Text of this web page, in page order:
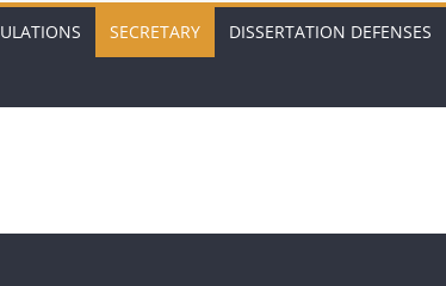
SECRETARY DISSERTATION DEFENSES